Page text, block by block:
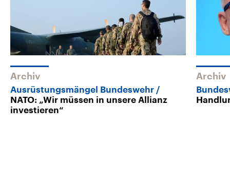
Archiv
Ausrüstungsmängel Bundeswehr
NATO: „Wir müssen in unsere Allianz
investieren“
Archiv